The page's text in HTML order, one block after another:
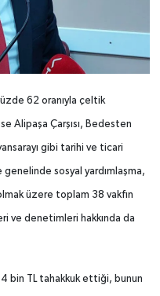
62 oranıyla çeltik
Alipaşa Çarşısı, Bedesten
gibi tarihi ve ticari
sosyal yardımlaşma,
üzere toplam 38 vakfın
ve denetimleri hakkında da
bin TL tahakkuk ettiği, bunun